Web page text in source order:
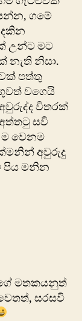
ගමේ
උන්ට මට
නැති නිසා.
පත්තු
වගෙයි
විතරක්
සවි
ම වෙනම
අවුරුදු
පිය මනින
මතකයනුත්
සරසවි